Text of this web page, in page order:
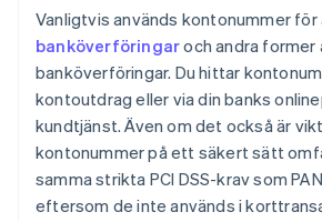
Vanligtvis används kontonummer för
banköverföringaroch andra former
banköverföringar. Du hittar
kontoutdrag eller via din banks
kundtjänst. Även om det också är
kontonummer på ett säkert sätt
samma strikta PCI DSS-krav som
eftersom de inte används i